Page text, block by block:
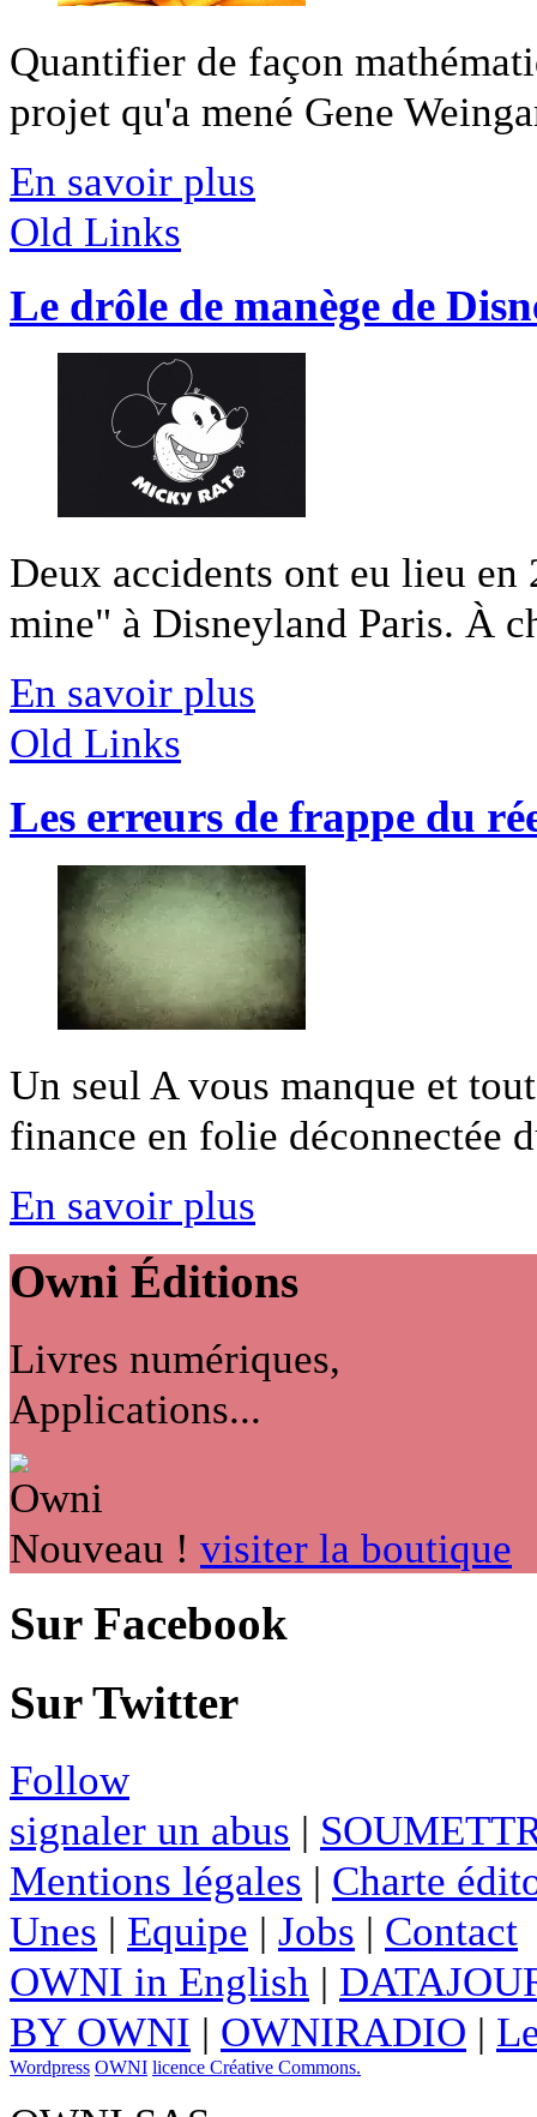
Quantifier de façon
projet qu'a mené Gene
En savoir plus
Old Links
Le drôle de manège de
Deux accidents ont eu lieu
mine" à Disneyland Paris. À
En savoir plus
Old Links
Les erreurs de frappe du
Un seul A vous manque et
finance en folie déconnectée
En savoir plus
Owni Éditions
Livres numériques,
Applications...
Nouveau ! visiter la boutique
Sur Facebook
Sur Twitter
Follow
signaler un abus |
Mentions légales | Charte
Unes | Equipe | Jobs | Contact
OWNI in English |
BY OWNI | OWNIRADIO |
Wordpress OWNI licence Créative Commons.